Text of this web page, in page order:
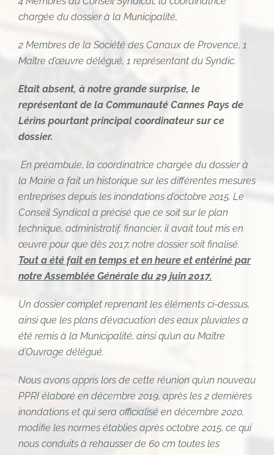
chargée du dossier à la Municipalité,
2 Membres de la Société des Canaux de Provence, 1
Maître d’œuvre délégué, 1 représentant du Syndic.
Etait absent, à notre grande surprise, le
représentant de la Communauté Cannes Pays de
Lérins pourtant principal coordinateur sur ce
dossier.
En préambule, la coordinatrice chargée du dossier à
la Mairie a fait un historique sur les différentes mesures
entreprises depuis les inondations d’octobre 2015. Le
Conseil Syndical a précisé que ce soit sur le plan
technique, administratif, financier, il avait tout mis en
œuvre pour que dès 2017, notre dossier soit finalisé.
Tout a été fait en temps et en heure et entériné par
notre Assemblée Générale du 29 juin 2017.
Un dossier complet reprenant les éléments ci-dessus,
ainsi que les plans d’évacuation des eaux pluviales a
été remis à la Municipalité, ainsi qu’un au Maître
d’Ouvrage délégué.
Nous avons appris lors de cette réunion qu’un nouveau
PPRI élaboré en décembre 2019, après les 2 dernières
inondations et qui sera officialisé en décembre 2020,
modifie les normes établies après octobre 2015, ce qui
nous conduits à rehausser de 60 cm toutes les